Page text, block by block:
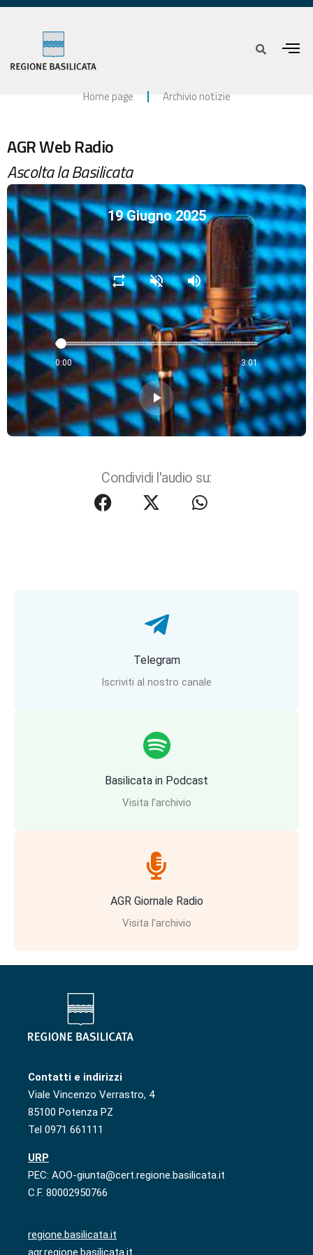
Home page Archivio notizie
AGR Web Radio
Ascolta la Basilicata
19 Giugno 2025
repeat volume_off volume_up
0:00 3:01
play_arrow
Condividi l'audio su:
Telegram
Iscriviti al nostro canale
Basilicata in Podcast
Visita l'archivio
AGR Giornale Radio
Visita l'archivio
Contatti e indirizzi
Viale Vincenzo Verrastro, 4
85100 Potenza PZ
Tel 0971 661111
URP
PEC: AOO-giunta@cert.regione.basilicata.it
C.F. 80002950766
regione.basilicata.it
agr.regione.basilicata.it